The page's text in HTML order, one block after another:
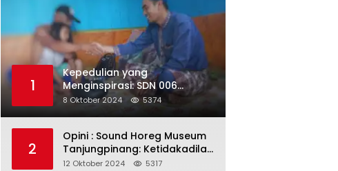
1
Kepedulian yang
Menginspirasi: SDN 006
Merawang Gelar Program
“Berbagi Segenggam Beras”
8 Oktober 2024 5374
2
Opini : Sound Horeg Museum
Tanjungpinang: Ketidakadilan
dalam Representasi
12 Oktober 2024 5317